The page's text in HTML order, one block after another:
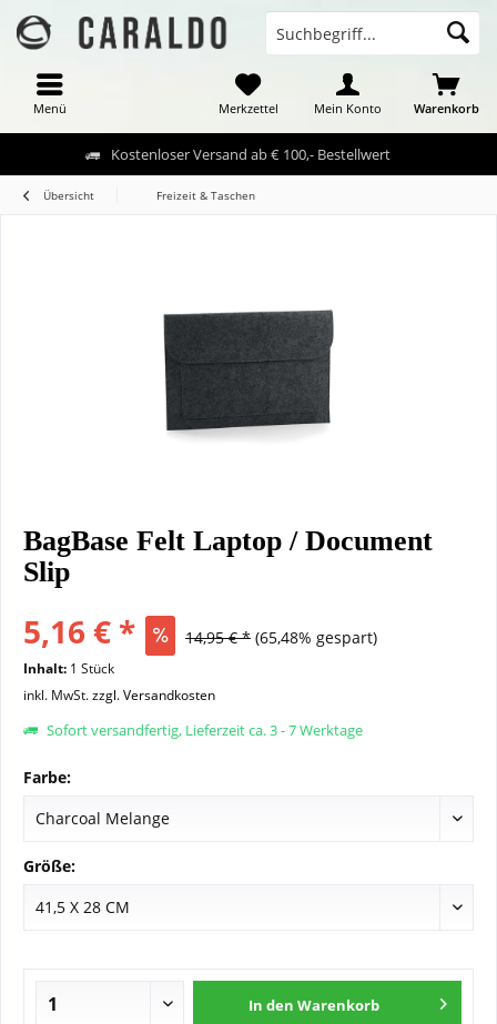
Kostenloser Versand ab € 100,- Bestellwert
Menü Warenkorb
Merkzettel Mein Konto
Übersicht Freizeit & Taschen
BagBase Felt Laptop / Document
Slip
5,16 € * 14,95 € * (65,48% gespart)
Inhalt: 1 Stück
inkl. MwSt.zzgl. Versandkosten
Sofort versandfertig, Lieferzeit ca. 3 - 7 Werktage
Farbe:
Größe:
In den Warenkorb